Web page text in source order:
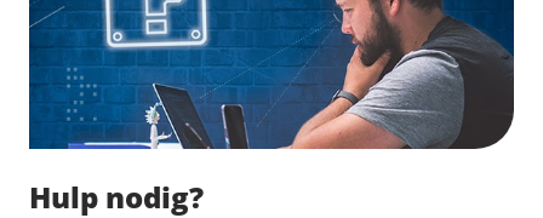
Hulp nodig?